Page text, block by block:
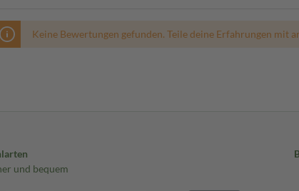
Keine Bewertungen gefunden. Teile deine Erfahrungen mit
und bequem